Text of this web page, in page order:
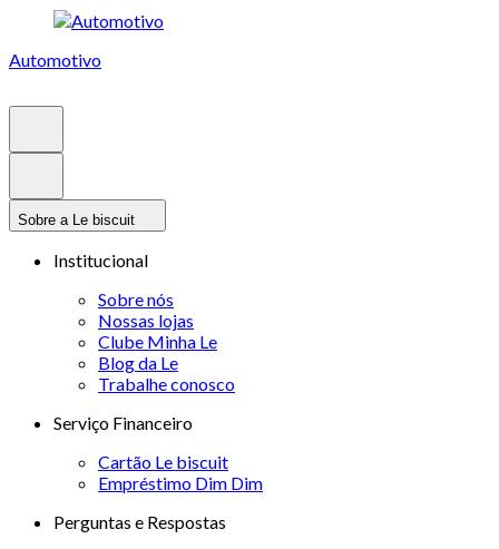
Automotivo
Sobre a Le biscuit
Institucional
Sobre nós
Nossas lojas
Clube Minha Le
Blog da Le
Trabalhe conosco
Serviço Financeiro
Cartão Le biscuit
Empréstimo Dim Dim
Perguntas e Respostas